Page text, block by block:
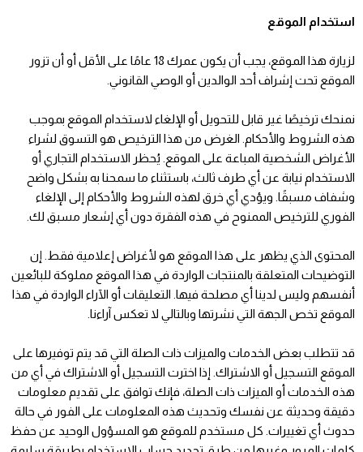
استخدام الموقع
لزيارة هذا الموقع، يجب أن يكون عمرك 18 عامًا على الأقل أو أن تزور
الموقع تحت إشراف أحد الوالدين أو الوصي القانوني.
نمنحك ترخيصًا غير قابل للتحويل أو الإلغاء لاستخدام الموقع بموجب
هذه الشروط والأحكام. الغرض من هذا الترخيص هو التسوق لشراء
الأغراض الشخصية المباعة على الموقع. يُحظر الاستخدام التجاري أو
الاستخدام نيابة عن أي طرف ثالث، باستثناء ما سمحنا به بشكل واضح
وشفاف مسبقًا. ويؤدي أي خرق لهذه الشروط والأحكام إلى الإلغاء
الفوري للترخيص الممنوح في هذه الفقرة دون أي إشعار مسبق لك.
المحتوى الذي يظهر على هذا الموقع هو لأغراض إعلامية فقط. إن
التوضيحات المتعلقة بالمنتجات الواردة في هذا الموقع مملوكة للبائعين
أنفسهم وليس لدينا أي مصلحة فيها. التعليقات أو الآراء الواردة في هذا
الموقع تخص الجهة التي نشرتها وبالتالي لا تعكس آراءنا.
قد تتطلب بعض الخدمات والميزات ذات الصلة التي قد يتم توفيرها على
الموقع التسجيل أو الاشتراك. إذا اخترت التسجيل أو الاشتراك في أي من
هذه الخدمات أو الميزات ذات الصلة، فإنك توافق على تقديم معلومات
دقيقة وحديثة عن نفسك وتحديث هذه المعلومات على الفور في حالة
حدوث أي تغييرات. كل مستخدم للموقع هو المسؤول الوحيد عن حفظ